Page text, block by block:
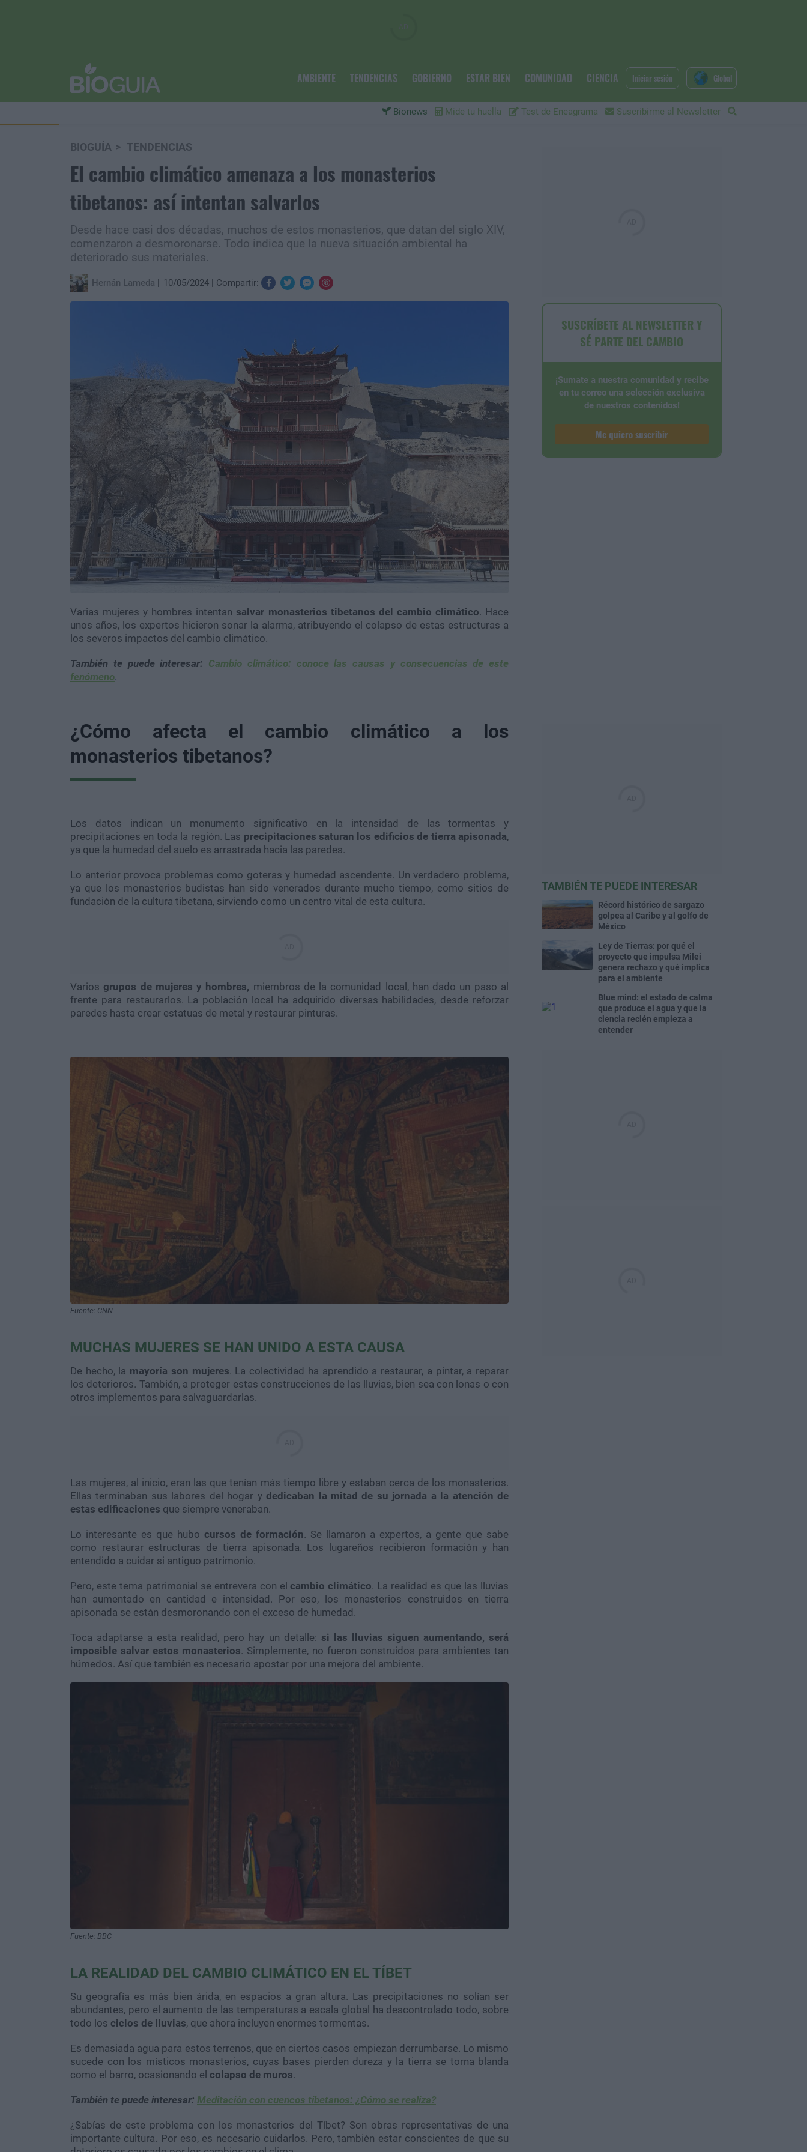
AMBIENTE TENDENCIAS GOBIERNO ESTAR BIEN COMUNIDAD CIENCIA
Bionews Mide tu huella Test de Eneagrama Suscribirme al Newsletter
Iniciar sesión Global
BIOGUÍA TENDENCIAS
El cambio climático amenaza a los monasterios
tibetanos: así intentan salvarlos
Desde hace casi dos décadas, muchos de estos monasterios, que datan del siglo XIV,
comenzaron a desmoronarse. Todo indica que la nueva situación ambiental ha
deteriorado sus materiales.
Hernán Lameda 10/05/2024 Compartir:
Varias mujeres y hombres intentan salvar monasterios tibetanos del cambio climático. Hace
unos años, los expertos hicieron sonar la alarma, atribuyendo el colapso de estas estructuras a
los severos impactos del cambio climático.
También te puede interesar: Cambio climático: conoce las causas y consecuencias de este
fenómeno.
¿Cómo afecta el cambio climático a los
monasterios tibetanos?
Los datos indican un monumento significativo en la intensidad de las tormentas y
precipitaciones en toda la región. Las precipitaciones saturan los edificios de tierra apisonada,
ya que la humedad del suelo es arrastrada hacia las paredes.
Lo anterior provoca problemas como goteras y humedad ascendente. Un verdadero problema,
ya que los monasterios budistas han sido venerados durante mucho tiempo, como sitios de
fundación de la cultura tibetana, sirviendo como un centro vital de esta cultura.
Varios grupos de mujeres y hombres, miembros de la comunidad local, han dado un paso al
frente para restaurarlos. La población local ha adquirido diversas habilidades, desde reforzar
paredes hasta crear estatuas de metal y restaurar pinturas.
Fuente: CNN
MUCHAS MUJERES SE HAN UNIDO A ESTA CAUSA
De hecho, la mayoría son mujeres. La colectividad ha aprendido a restaurar, a pintar, a reparar
los deterioros. También, a proteger estas construcciones de las lluvias, bien sea con lonas o con
otros implementos para salvaguardarlas.
Las mujeres, al inicio, eran las que tenían más tiempo libre y estaban cerca de los monasterios.
Ellas terminaban sus labores del hogar y dedicaban la mitad de su jornada a la atención de
estas edificaciones que siempre veneraban.
Lo interesante es que hubo cursos de formación. Se llamaron a expertos, a gente que sabe
como restaurar estructuras de tierra apisonada. Los lugareños recibieron formación y han
entendido a cuidar si antiguo patrimonio.
Pero, este tema patrimonial se entrevera con el cambio climático. La realidad es que las lluvias
han aumentado en cantidad e intensidad. Por eso, los monasterios construidos en tierra
apisonada se están desmoronando con el exceso de humedad.
Toca adaptarse a esta realidad, pero hay un detalle: si las lluvias siguen aumentando, será
imposible salvar estos monasterios. Simplemente, no fueron construidos para ambientes tan
húmedos. Así que también es necesario apostar por una mejora del ambiente.
Fuente: BBC
LA REALIDAD DEL CAMBIO CLIMÁTICO EN EL TÍBET
Su geografía es más bien árida, en espacios a gran altura. Las precipitaciones no solían ser
abundantes, pero el aumento de las temperaturas a escala global ha descontrolado todo, sobre
todo los ciclos de lluvias, que ahora incluyen enormes tormentas.
Es demasiada agua para estos terrenos, que en ciertos casos empiezan derrumbarse. Lo mismo
sucede con los místicos monasterios, cuyas bases pierden dureza y la tierra se torna blanda
como el barro, ocasionando el colapso de muros.
También te puede interesar: Meditación con cuencos tibetanos: ¿Cómo se realiza?
¿Sabías de este problema con los monasterios del Tíbet? Son obras representativas de una
importante cultura. Por eso, es necesario cuidarlos. Pero, también estar conscientes de que su
SUSCRÍBETE AL NEWSLETTER Y
SÉ PARTE DEL CAMBIO
¡Sumate a nuestra comunidad y recibe
en tu correo una selección exclusiva
de nuestros contenidos!
Me quiero suscribir
TAMBIÉN TE PUEDE INTERESAR
Récord histórico de sargazo
golpea al Caribe y al golfo de
México
Ley de Tierras: por qué el
proyecto que impulsa Milei
genera rechazo y qué implica
para el ambiente
Blue mind: el estado de calma
que produce el agua y que la
ciencia recién empieza a
entender